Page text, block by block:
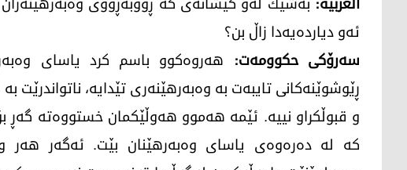
ئەو دیاردەیەدا زاڵ بن؟
سەرۆكی حكوومەت: هەروەكوو باسم كرد یاسای
ڕێوشوێنەكانی تایبەت بە وەبەرهێنەری تێدایە،
و قبوڵکراو نییە. ئێمە هەموو هەوڵێكمان خستووه‌تە گەڕ
كە لە دەرەوەی یاسای وەبەرهێنان بێت. ئەگەر هەر